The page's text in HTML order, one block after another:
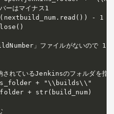
ーはマイナス1
- 1
」ファイルがないので 1
されているJenkinsのフォルダを指
+ "\\builds\\"
+ str(build_num)